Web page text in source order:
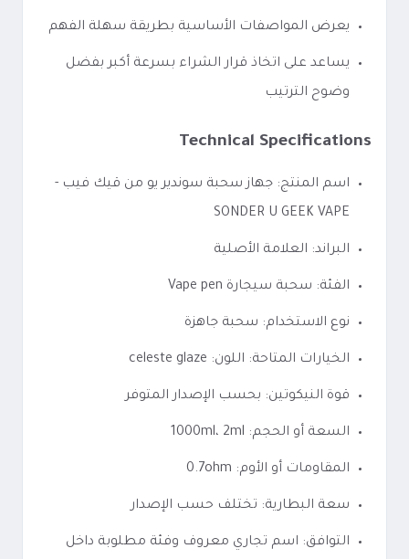
يعرض المواصفات الأساسية بطريقة سهلة الفهم
يساعد على اتخاذ قرار الشراء بسرعة أكبر بفضل
وضوح الترتيب
Technical Specifications
اسم المنتج: جهاز سحبة سوندير يو من قيك فيب -
SONDER U GEEK VAPE
البراند: العلامة الأصلية
الفئة: سحبة سيجارة Vape pen
نوع الاستخدام: سحبة جاهزة
الخيارات المتاحة: اللون: celeste glaze
قوة النيكوتين: بحسب الإصدار المتوفر
السعة أو الحجم: 1000ml، 2ml
المقاومات أو الأوم: 0.7ohm
سعة البطارية: تختلف حسب الإصدار
التوافق: اسم تجاري معروف وفئة مطلوبة داخل